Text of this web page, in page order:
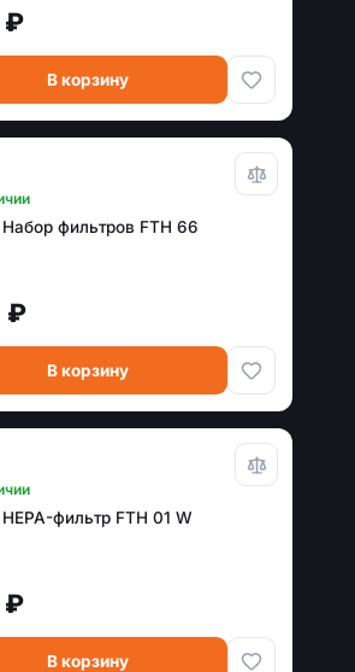
₽
В корзину
фильтров FTH 66
₽
В корзину
фильтр FTH 01 W
₽
В корзину